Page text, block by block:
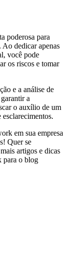
poderosa para
Ao dedicar apenas
você pode
os riscos e tomar
e a análise de
a
o auxílio de um
em sua empresa
Quer se
artigos e dicas
para o blog